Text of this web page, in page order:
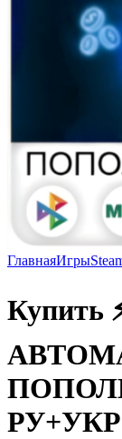
ГлавнаяИгры
Купить